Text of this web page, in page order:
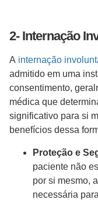
2- Internação
A internação
admitido em uma
consentimento,
médica que
significativo para si
benefícios dessa
Proteção e
paciente não
por si mesmo,
necessária